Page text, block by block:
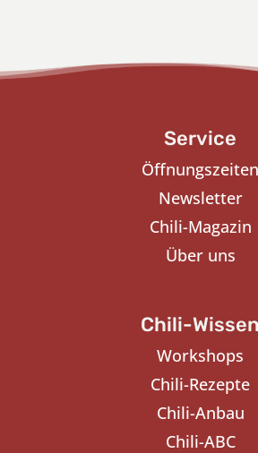
Service
Öffnungszeiten
Newsletter
Chili-Magazin
Über uns
Chili-Wissen
Workshops
Chili-Rezepte
Chili-Anbau
Chili-ABC